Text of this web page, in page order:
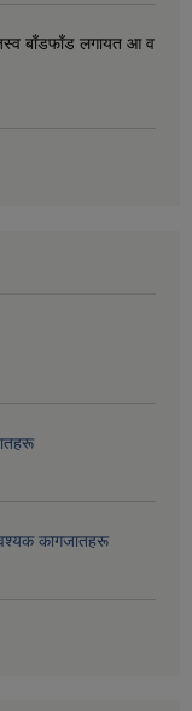
बाँडफाँड लगायत आ व
कागजातहरू